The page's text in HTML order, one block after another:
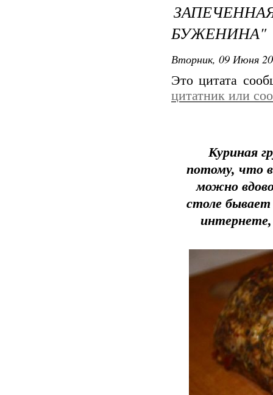
БУЖЕНИНА"
Вторник, 09 Июня
Это цитата
цитатник или
Куриная
потому, что
можно
столе